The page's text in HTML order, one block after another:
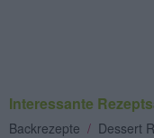
Interessante
Backrezepte / Dessert